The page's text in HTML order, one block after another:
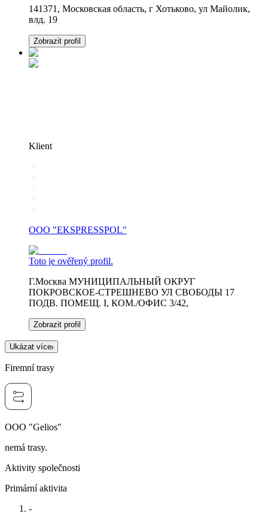
141371, Московская область, г Хотьково, ул Майолик,
влд. 19
Zobrazit profil
Klient
OOO "EKSPRESSPOL"
Toto je ověřený profil.
Г.Москва МУНИЦИПАЛЬНЫЙ ОКРУГ
ПОКРОВСКОЕ-СТРЕШНЕВО УЛ СВОБОДЫ 17
ПОДВ. ПОМЕЩ. I, КОМ./ОФИС 3/42,
Zobrazit profil
Ukázat více
Firemní trasy
OOO "Gelios"
nemá trasy.
Aktivity společnosti
Primární aktivita
-